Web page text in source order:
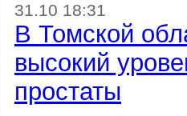
31.10 18:31
В Томской
высокий
простаты